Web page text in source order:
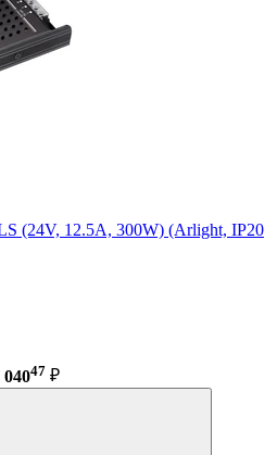
(24V, 12.5A, 300W) (Arlight, IP20
04047 ₽